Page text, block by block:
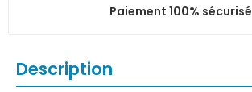
Paiement 100% sécurisé
Description